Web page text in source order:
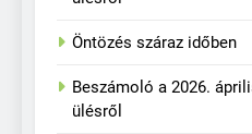
Öntözés száraz időben
Beszámoló a 2026.
ülésről